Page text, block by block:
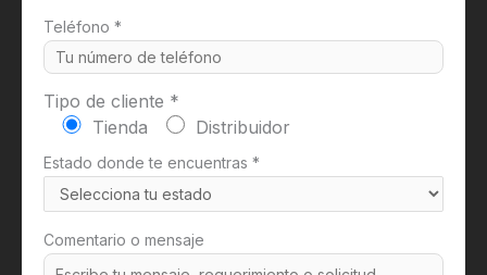
Teléfono *
Tipo de cliente *
Tienda
Distribuidor
Estado donde te encuentras *
Comentario o mensaje